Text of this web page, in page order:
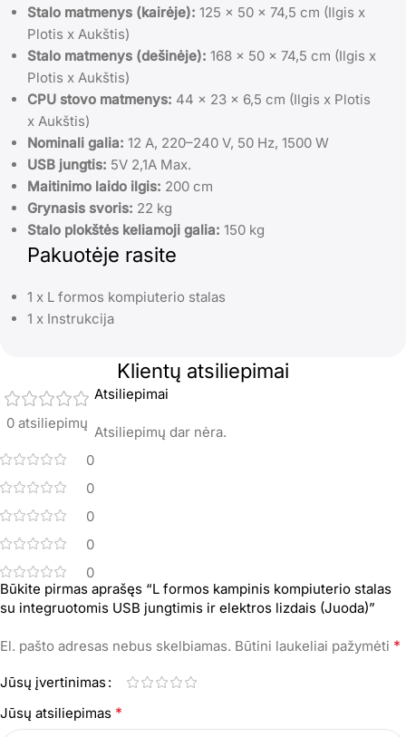
Stalo matmenys (kairėje): 125 x 50 x 74,5 cm (Ilgis x
Plotis x Aukštis)
Stalo matmenys (dešinėje): 168 x 50 x 74,5 cm (Ilgis x
Plotis x Aukštis)
CPU stovo matmenys: 44 x 23 x 6,5 cm (Ilgis x Plotis
x Aukštis)
Nominali galia: 12 A, 220–240 V, 50 Hz, 1500 W
USB jungtis: 5V 2,1A Max.
Maitinimo laido ilgis: 200 cm
Grynasis svoris: 22 kg
Stalo plokštės keliamoji galia: 150 kg
Pakuotėje rasite
1 x L formos kompiuterio stalas
1 x Instrukcija
Klientų atsiliepimai
0 atsiliepimų
0
0
0
0
0
Atsiliepimai
Atsiliepimų dar nėra.
Būkite pirmas aprašęs “L formos kampinis kompiuterio stalas
su integruotomis USB jungtimis ir elektros lizdais (Juoda)”
El. pašto adresas nebus skelbiamas. Būtini laukeliai pažymėti *
Jūsų įvertinimas
Jūsų atsiliepimas *